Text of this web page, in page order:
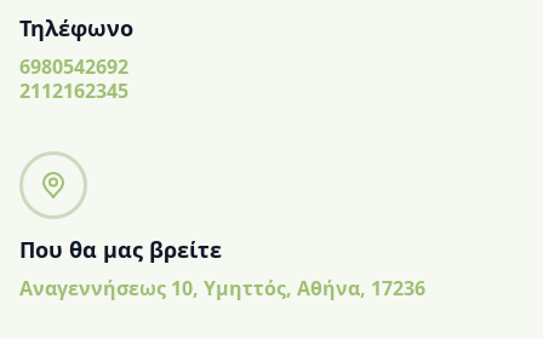
Τηλέφωνο
6980542692
2112162345
Που θα μας βρείτε
Αναγεννήσεως 10, Υμηττός, Αθήνα, 17236